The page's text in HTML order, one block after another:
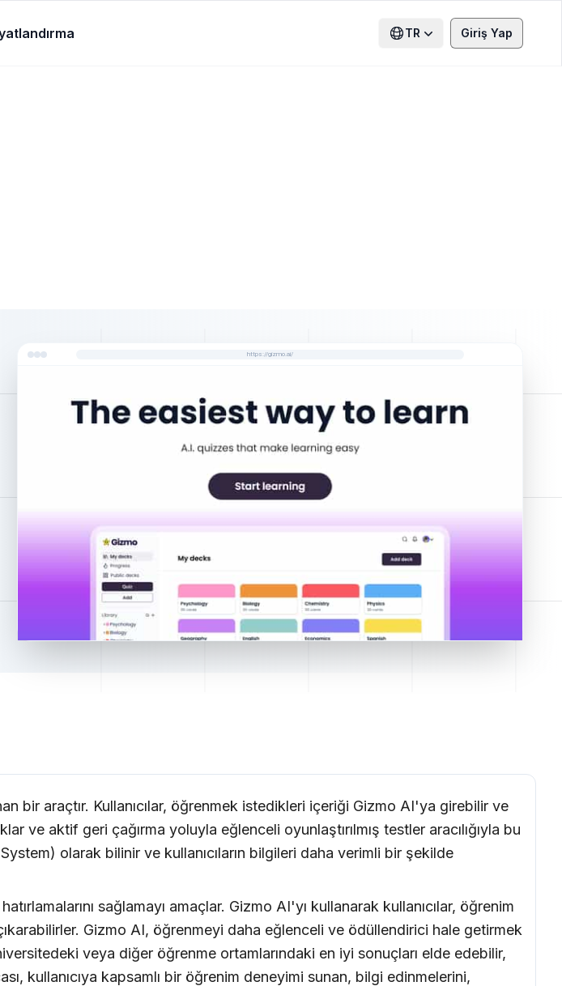
TR Giriş Yap
https://gizmo.ai/
bir araçtır. Kullanıcılar, öğrenmek istedikleri içeriği Gizmo AI'ya girebilir ve
ve aktif geri çağırma yoluyla eğlenceli oyunlaştırılmış testler aracılığıyla bu
olarak bilinir ve kullanıcıların bilgileri daha verimli bir şekilde
sağlamayı amaçlar. Gizmo AI'yı kullanarak kullanıcılar, öğrenim
Gizmo AI, öğrenmeyi daha eğlenceli ve ödüllendirici hale getirmek
veya diğer öğrenme ortamlarındaki en iyi sonuçları elde edebilir,
kullanıcıya kapsamlı bir öğrenim deneyimi sunan, bilgi edinmelerini,